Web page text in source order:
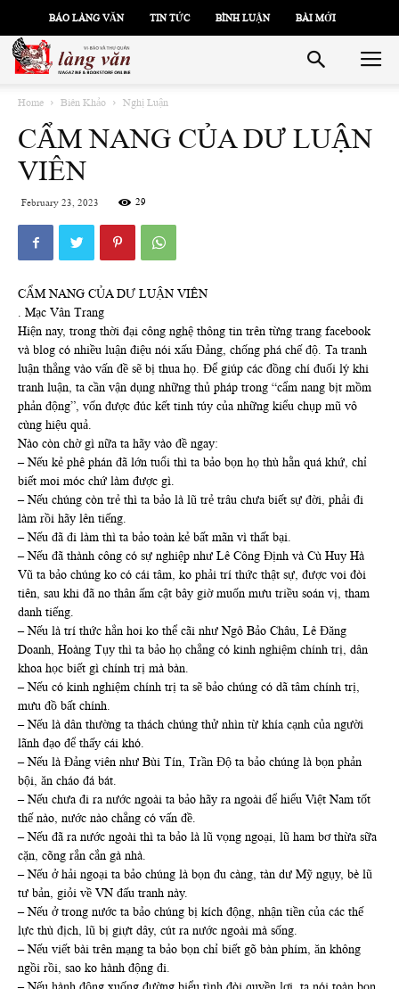
BÁO LÀNG VĂN TIN TỨC BÌNH LUẬN BÀI MỚI
Home Biên Khảo Nghị Luận
CẨM NANG CỦA DƯ LUẬN
VIÊN
February 23, 2023 29
CẨM NANG CỦA DƯ LUẬN VIÊN
. Mạc Vân Trang
Hiện nay, trong thời đại công nghệ thông tin trên từng trang facebook
và blog có nhiều luận điệu nói xấu Đảng, chống phá chế độ. Ta tranh
luận thẳng vào vấn đề sẽ bị thua họ. Để giúp các đồng chí đuối lý khi
tranh luận, ta cần vận dụng những thủ pháp trong “cẩm nang bịt mồm
phản động”, vốn được đúc kết tinh túy của những kiểu chụp mũ vô
cùng hiệu quả.
Nào còn chờ gì nữa ta hãy vào đề ngay:
– Nếu kẻ phê phán đã lớn tuổi thì ta bảo bọn họ thù hằn quá khứ, chỉ
biết moi móc chứ làm được gì.
– Nếu chúng còn trẻ thì ta bảo là lũ trẻ trâu chưa biết sự đời, phải đi
làm rồi hãy lên tiếng.
– Nếu đã đi làm thì ta bảo toàn kẻ bất mãn vì thất bại.
– Nếu đã thành công có sự nghiệp như Lê Công Định và Cù Huy Hà
Vũ ta bảo chúng ko có cái tâm, ko phải trí thức thật sự, được voi đòi
tiên, sau khi đã no thân ấm cật bây giờ muốn mưu triều soán vị, tham
danh tiếng.
– Nếu là trí thức hẳn hoi ko thể cãi như Ngô Bảo Châu, Lê Đăng
Doanh, Hoàng Tụy thì ta bảo họ chẳng có kinh nghiệm chính trị, dân
khoa học biết gì chính trị mà bàn.
– Nếu có kinh nghiệm chính trị ta sẽ bảo chúng có dã tâm chính trị,
mưu đồ bất chính.
– Nếu là dân thường ta thách chúng thử nhìn từ khía cạnh của người
lãnh đạo để thấy cái khó.
– Nếu là Đảng viên như Bùi Tín, Trần Độ ta bảo chúng là bọn phản
bội, ăn cháo đá bát.
– Nếu chưa đi ra nước ngoài ta bảo hãy ra ngoài để hiểu Việt Nam tốt
thế nào, nước nào chẳng có vấn đề.
– Nếu đã ra nước ngoài thì ta bảo là lũ vọng ngoại, lũ ham bơ thừa sữa
cặn, cõng rắn cắn gà nhà.
– Nếu ở hải ngoại ta bảo chúng là bọn đu càng, tàn dư Mỹ ngụy, bè lũ
tư bản, giỏi về VN đấu tranh này.
– Nếu ở trong nước ta bảo chúng bị kích động, nhận tiền của các thế
lực thù địch, lũ bị giựt dây, cút ra nước ngoài mà sống.
– Nếu viết bài trên mạng ta bảo bọn chỉ biết gõ bàn phím, ăn không
ngồi rồi, sao ko hành động đi.